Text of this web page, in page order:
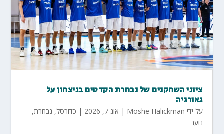
ציוני השחקנים של נבחרת הקדטים בניצחון על
גאורגיה
על ידי Moshe Halickman
| אוג 7, 2026 | כדורסל, נבחרת,
נוער